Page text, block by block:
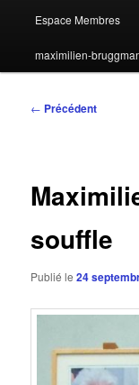
Espace Membres
maximilien-
Navigation
← Précédent
souffle
Publié le24